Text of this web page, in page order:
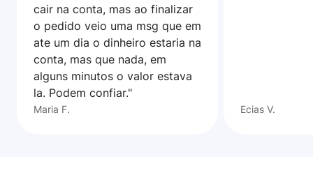
cair na conta, mas ao finalizar
o pedido veio uma msg que em
ate um dia o dinheiro estaria na
conta, mas que nada, em
alguns minutos o valor estava
la. Podem confiar."
Maria F. Ecias V.